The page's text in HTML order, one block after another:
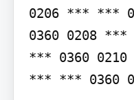
0206 *** ***
0360 0208
*** 0360
*** *** 0360